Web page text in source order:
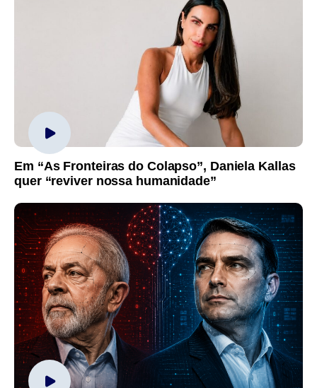
Em “As Fronteiras do Colapso”, Daniela Kallas
quer “reviver nossa humanidade”